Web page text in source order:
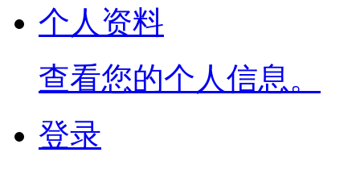
个人资料
查看您的个人信息。
登录